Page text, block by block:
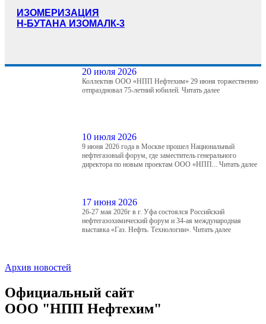
ИЗОМЕРИЗАЦИЯ
Н-БУТАНА ИЗОМАЛК-3
20 июля 2026
Коллектив ООО «НПП Нефтехим» 29 июня торжественно
отпраздновал 75-летний юбилей. Читать далее
10 июля 2026
9 июня 2026 года в Москве прошел Национальный
нефтегазовый форум, где заместитель генерального
директора по новым проектам ООО «НПП... Читать далее
17 июня 2026
26-27 мая 2026г в г. Уфа состоялся Российский
нефтегазохимический форум и 34-ая международная
выставка «Газ. Нефть. Технологии». Читать далее
Архив новостей
Официальный сайт
ООО "НПП Нефтехим"